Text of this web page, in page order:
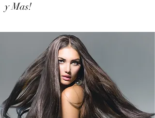
y Mas!